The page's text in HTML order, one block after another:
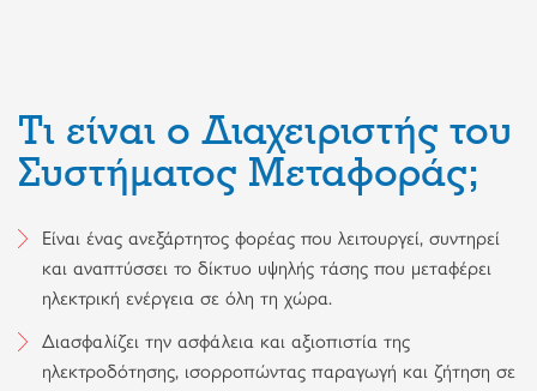
Τι είναι ο Διαχειριστής του
Συστήματος Μεταφοράς;
Είναι ένας ανεξάρτητος φορέας που λειτουργεί, συντηρεί
και αναπτύσσει το δίκτυο υψηλής τάσης που μεταφέρει
ηλεκτρική ενέργεια σε όλη τη χώρα.
Διασφαλίζει την ασφάλεια και αξιοπιστία της
ηλεκτροδότησης, ισορροπώντας παραγωγή και ζήτηση σε